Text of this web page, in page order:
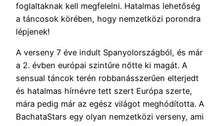
foglaltaknak kell megfelelni. Hatalmas lehetőség
a táncosok körében, hogy nemzetközi porondra
lépjenek!
A verseny 7 éve indult Spanyolországból, és már
a 2. évben európai szintűre nőtte ki magát. A
sensual táncok terén robbanásszerűen elterjedt
és hatalmas hírnévre tett szert Európa szerte,
mára pedig már az egész világot meghódította. A
BachataStars egy olyan nemzetközi verseny, ami